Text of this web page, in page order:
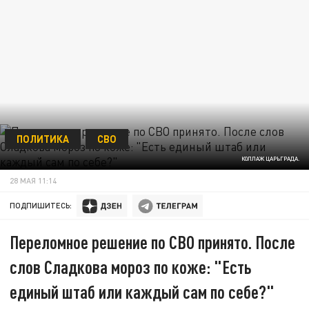
КОЛЛАЖ ЦАРЬГРАДА.
ПОЛИТИКА СВО
28 МАЯ 11:14
ПОДПИШИТЕСЬ:
Переломное решение по СВО принято. После
слов Сладкова мороз по коже: "Есть
единый штаб или каждый сам по себе?"